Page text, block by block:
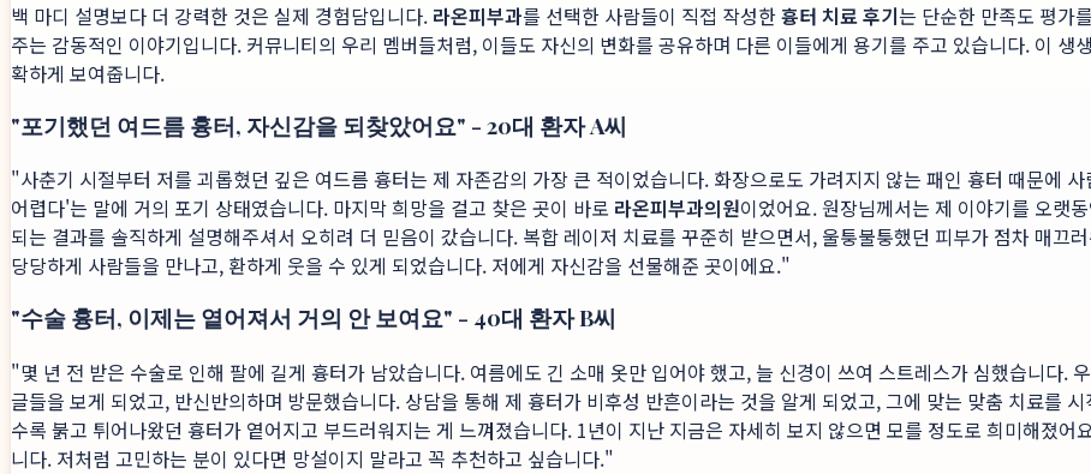
백 마디 설명보다 더 강력한 것은 실제 경험담입니다. 라온피부과를 선택한 사람들이 직접 작성한흉터 치료 후기는 단순한 만족도 평가
주는 감동적인 이야기입니다. 커뮤니티의 우리 멤버들처럼, 이들도 자신의 변화를 공유하며 다른 이들에게 용기를 주고 있습니다. 이 생
확하게 보여줍니다.
"포기했던 여드름 흉터, 자신감을 되찾았어요" - 20대 환자 A씨
"사춘기 시절부터 저를 괴롭혔던 깊은 여드름 흉터는 제 자존감의 가장 큰 적이었습니다. 화장으로도 가려지지 않는 패인 흉터 때문에
어렵다'는 말에 거의 포기 상태였습니다. 마지막 희망을 걸고 찾은 곳이 바로 라온피부과의원이었어요. 원장님께서는 제 이야기를 오랫
되는 결과를 솔직하게 설명해주셔서 오히려 더 믿음이 갔습니다. 복합 레이저 치료를 꾸준히 받으면서, 울퉁불퉁했던 피부가 점차 매끄
당당하게 사람들을 만나고, 환하게 웃을 수 있게 되었습니다. 저에게 자신감을 선물해준 곳이에요."
"수술 흉터, 이제는 옅어져서 거의 안 보여요" - 40대 환자 B씨
"몇 년 전 받은 수술로 인해 팔에 길게 흉터가 남았습니다. 여름에도 긴 소매 옷만 입어야 했고, 늘 신경이 쓰여 스트레스가 심했습니다.
글들을 보게 되었고, 반신반의하며 방문했습니다. 상담을 통해 제 흉터가 비후성 반흔이라는 것을 알게 되었고, 그에 맞는 맞춤 치료를
수록 붉고 튀어나왔던 흉터가 옅어지고 부드러워지는 게 느껴졌습니다. 1년이 지난 지금은 자세히 보지 않으면 모를 정도로 희미해졌
니다. 저처럼 고민하는 분이 있다면 망설이지 말라고 꼭 추천하고 싶습니다."